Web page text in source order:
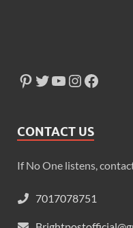
CONTACT US
If No One listens,
7017078751